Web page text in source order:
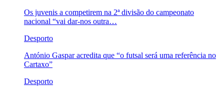
Os juvenis a competirem na 2ª divisão do campeonato
nacional “vai dar-nos outra…
Desporto
António Gaspar acredita que “o futsal será uma referência no
Cartaxo”
Desporto